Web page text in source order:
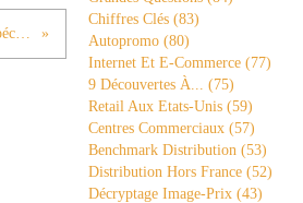
Retail Playlist Pekin : n°4 In Love, le spécialiste "clinquant"
Chiffres Clés (83)
Autopromo (80)
Internet Et E-Commerce (77)
9 Découvertes À... (75)
Retail Aux Etats-Unis (59)
Centres Commerciaux (57)
Benchmark Distribution (53)
Distribution Hors France (52)
Décryptage Image-Prix (43)